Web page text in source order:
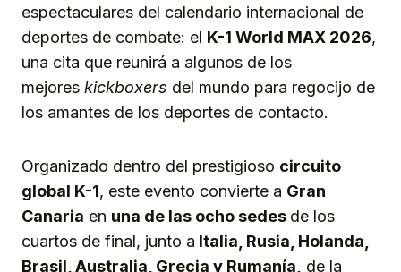
espectaculares del calendario internacional de
deportes de combate: el K-1 World MAX 2026,
una cita que reunirá a algunos de los
mejores kickboxers del mundo para regocijo de
los amantes de los deportes de contacto.
Organizado dentro del prestigioso circuito
global K-1, este evento convierte a Gran
Canaria en una de las ocho sedes de los
cuartos de final, junto a Italia, Rusia, Holanda,
Brasil, Australia, Grecia y Rumanía, de la